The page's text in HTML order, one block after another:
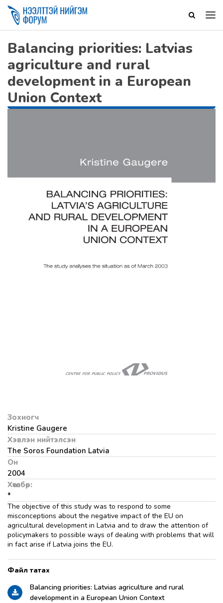
Balancing priorities: Latvias
agriculture and rural
development in a European
Union Context
Зохиогч
Kristine Gaugere
Хэвлэн нийтэлсэн
The Soros Foundation Latvia
Он
2004
Хөтөлбөр:
*
The objective of this study was to respond to some
misconceptions about the negative impact of the EU on
agricultural development in Latvia and to draw the attention of
policymakers to possible ways of dealing with problems that will
in fact arise if Latvia joins the EU.
Balancing priorities: Latvias agriculture and rural
development in a European Union Context